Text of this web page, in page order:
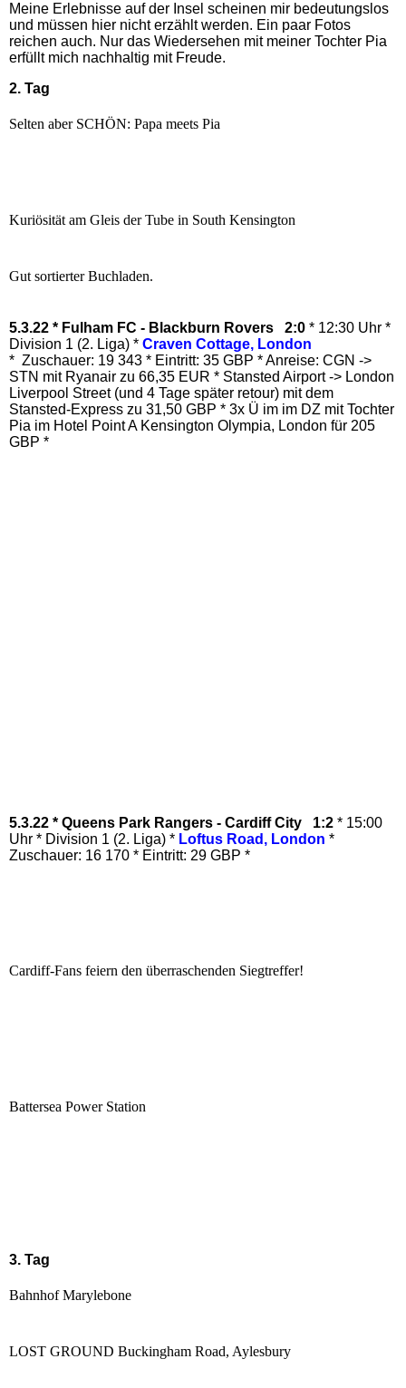
Meine Erlebnisse auf der Insel scheinen mir bedeutungslos
und müssen hier nicht erzählt werden. Ein paar Fotos
reichen auch. Nur das Wiedersehen mit meiner Tochter Pia
erfüllt mich nachhaltig mit Freude.
2. Tag
Selten aber SCHÖN: Papa meets Pia
Kuriösität am Gleis der Tube in South Kensington
Gut sortierter Buchladen.
5.3.22 * Fulham FC - Blackburn Rovers 2:0 * 12:30 Uhr *
Division 1 (2. Liga) * Craven Cottage, London
* Zuschauer: 19 343 * Eintritt: 35 GBP * Anreise: CGN ->
STN mit Ryanair zu 66,35 EUR * Stansted Airport -> London
Liverpool Street (und 4 Tage später retour) mit dem
Stansted-Express zu 31,50 GBP * 3x Ü im im DZ mit Tochter
Pia im Hotel Point A Kensington Olympia, London für 205
GBP *
5.3.22 * Queens Park Rangers - Cardiff City 1:2 * 15:00
Uhr * Division 1 (2. Liga) * Loftus Road, London *
Zuschauer: 16 170 * Eintritt: 29 GBP *
Cardiff-Fans feiern den überraschenden Siegtreffer!
Battersea Power Station
3. Tag
Bahnhof Marylebone
LOST GROUND Buckingham Road, Aylesbury